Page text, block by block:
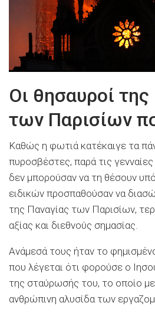
Οι θησαυροί
των Παρισίων
Καθώς η φωτιά κατέκαιγε τα
πυροσβέστες, παρά τις
δεν μπορούσαν να τη θέσουν
ειδικών προσπαθούσαν να
της Παναγίας των Παρισίων,
αξίας και διεθνούς σημασίας.
Ανάμεσά τους ήταν το
που λέγεται ότι φορούσε ο
της σταύρωσής του, το οποίο
ανθρώπινη αλυσίδα των